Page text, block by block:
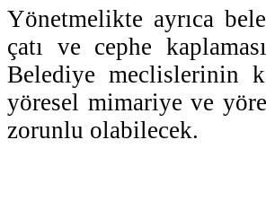
Yönetmelikte ayrıca
çatı ve cephe
Belediye meclislerinin
yöresel mimariye ve
zorunlu olabilecek.